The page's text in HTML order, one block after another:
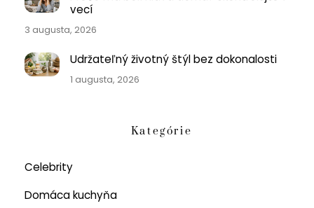
vecí
3 augusta, 2026
Udržateľný životný štýl bez dokonalosti
1 augusta, 2026
Kategórie
Celebrity
Domáca kuchyňa